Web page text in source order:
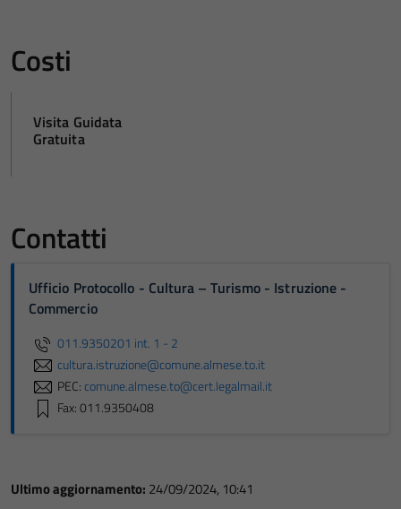
Costi
Visita Guidata
Gratuita
Contatti
Ufficio Protocollo - Cultura – Turismo - Istruzione -
Commercio
011.9350201 int. 1 - 2
cultura.istruzione@comune.almese.to.it
PEC:comune.almese.to@cert.legalmail.it
Fax: 011.9350408
Ultimo aggiornamento: 24/09/2024, 10:41